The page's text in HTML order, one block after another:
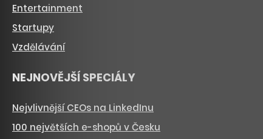
Entertainment
Startupy
Vzdělávání
NEJNOVĚJŠÍ SPECIÁLY
Nejvlivnější CEOs na LinkedInu
100 největších e-shopů v Česku